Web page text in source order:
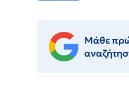
Μάθε